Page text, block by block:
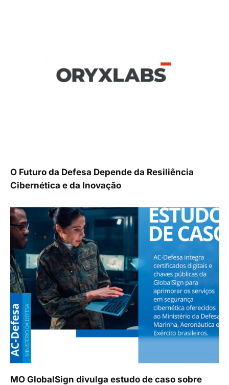
O Futuro da Defesa Depende da Resiliência
Cibernética e da Inovação
MO GlobalSign divulga estudo de caso sobre